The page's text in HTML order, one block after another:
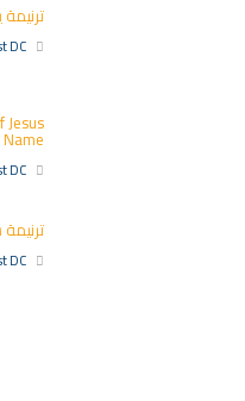
DC
Name
DC
DC